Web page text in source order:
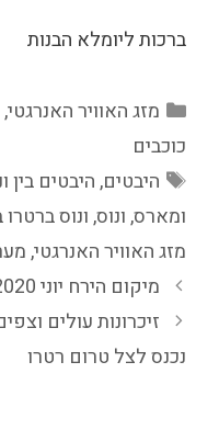
ברכות ליומלא הבנות
קטגוריות
מזג האוויר האנרגטי,
כוכבים
תגיות
היבטים,היבטים בין
ומארס,ונוס,ונוס
מזג האוויר האנרגטי,
מיקום הירח יוני 2020
זיכרונות עולים
נכנס לצל טרום רטרו